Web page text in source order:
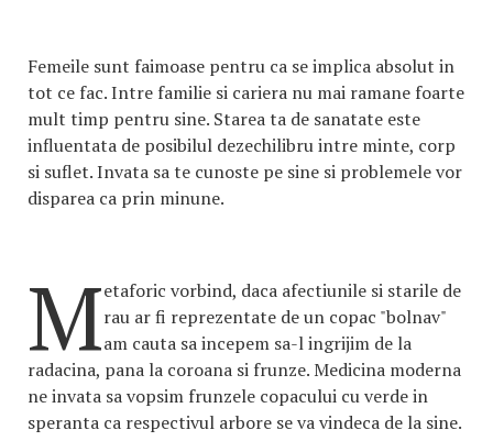
Femeile sunt faimoase pentru ca se implica absolut in
tot ce fac. Intre familie si cariera nu mai ramane foarte
mult timp pentru sine. Starea ta de sanatate este
influentata de posibilul dezechilibru intre minte, corp
si suflet. Invata sa te cunoste pe sine si problemele vor
disparea ca prin minune.
Metaforic vorbind, daca afectiunile si starile de
rau ar fi reprezentate de un copac "bolnav"
am cauta sa incepem sa-l ingrijim de la
radacina, pana la coroana si frunze. Medicina moderna
ne invata sa vopsim frunzele copacului cu verde in
speranta ca respectivul arbore se va vindeca de la sine.